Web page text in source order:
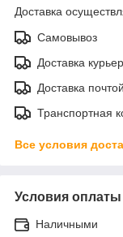
Доставка
Самовывоз
Доставка
Доставка почтой
Транспортная
Все условия
Условия оплаты
Наличными